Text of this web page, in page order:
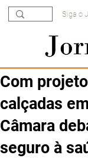
Siga o
Com
calçadas
Câmara
seguro à